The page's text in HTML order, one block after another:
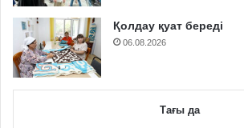
Қолдау қуат береді
06.08.2026
Тағы да